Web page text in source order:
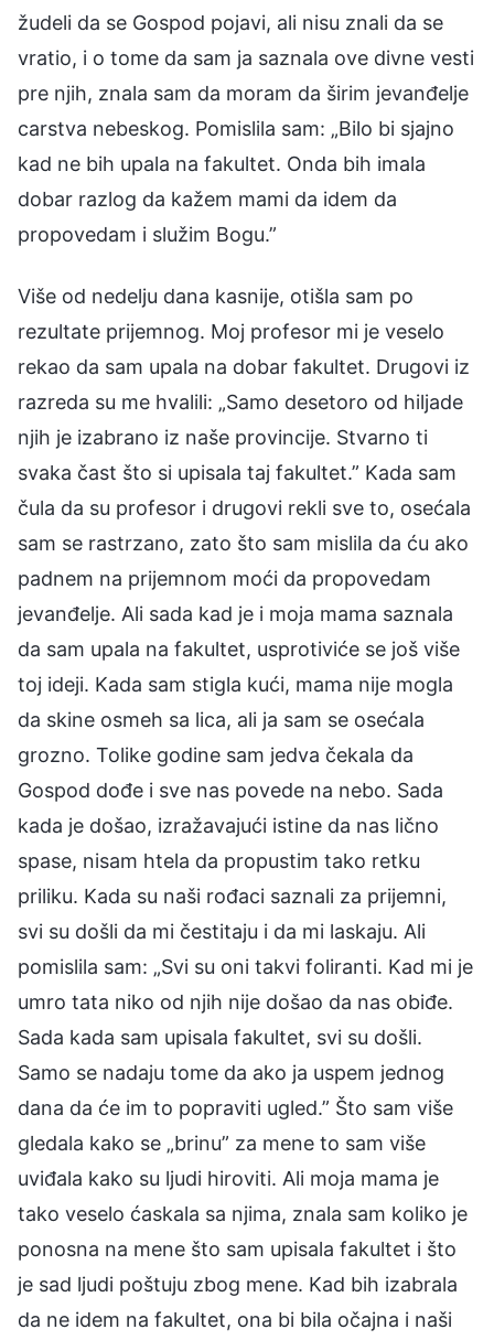
žudeli da se Gospod pojavi, ali nisu znali da se
vratio, i o tome da sam ja saznala ove divne vesti
pre njih, znala sam da moram da širim jevanđelje
carstva nebeskog. Pomislila sam: „Bilo bi sjajno
kad ne bih upala na fakultet. Onda bih imala
dobar razlog da kažem mami da idem da
propovedam i služim Bogu.”
Više od nedelju dana kasnije, otišla sam po
rezultate prijemnog. Moj profesor mi je veselo
rekao da sam upala na dobar fakultet. Drugovi iz
razreda su me hvalili: „Samo desetoro od hiljade
njih je izabrano iz naše provincije. Stvarno ti
svaka čast što si upisala taj fakultet.” Kada sam
čula da su profesor i drugovi rekli sve to, osećala
sam se rastrzano, zato što sam mislila da ću ako
padnem na prijemnom moći da propovedam
jevanđelje. Ali sada kad je i moja mama saznala
da sam upala na fakultet, usprotiviće se još više
toj ideji. Kada sam stigla kući, mama nije mogla
da skine osmeh sa lica, ali ja sam se osećala
grozno. Tolike godine sam jedva čekala da
Gospod dođe i sve nas povede na nebo. Sada
kada je došao, izražavajući istine da nas lično
spase, nisam htela da propustim tako retku
priliku. Kada su naši rođaci saznali za prijemni,
svi su došli da mi čestitaju i da mi laskaju. Ali
pomislila sam: „Svi su oni takvi foliranti. Kad mi je
umro tata niko od njih nije došao da nas obiđe.
Sada kada sam upisala fakultet, svi su došli.
Samo se nadaju tome da ako ja uspem jednog
dana da će im to popraviti ugled.” Što sam više
gledala kako se „brinu” za mene to sam više
uviđala kako su ljudi hiroviti. Ali moja mama je
tako veselo ćaskala sa njima, znala sam koliko je
ponosna na mene što sam upisala fakultet i što
je sad ljudi poštuju zbog mene. Kad bih izabrala
da ne idem na fakultet, ona bi bila očajna i naši